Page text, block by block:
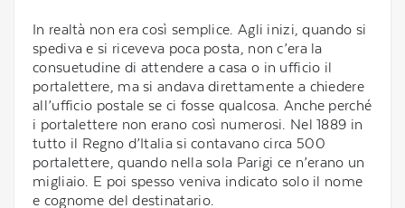
In realtà non era così semplice. Agli inizi, quando si
spediva e si riceveva poca posta, non c’era la
consuetudine di attendere a casa o in ufficio il
portalettere, ma si andava direttamente a chiedere
all’ufficio postale se ci fosse qualcosa. Anche perché
i portalettere non erano così numerosi. Nel 1889 in
tutto il Regno d’Italia si contavano circa 500
portalettere, quando nella sola Parigi ce n’erano un
migliaio. E poi spesso veniva indicato solo il nome
e cognome del destinatario.